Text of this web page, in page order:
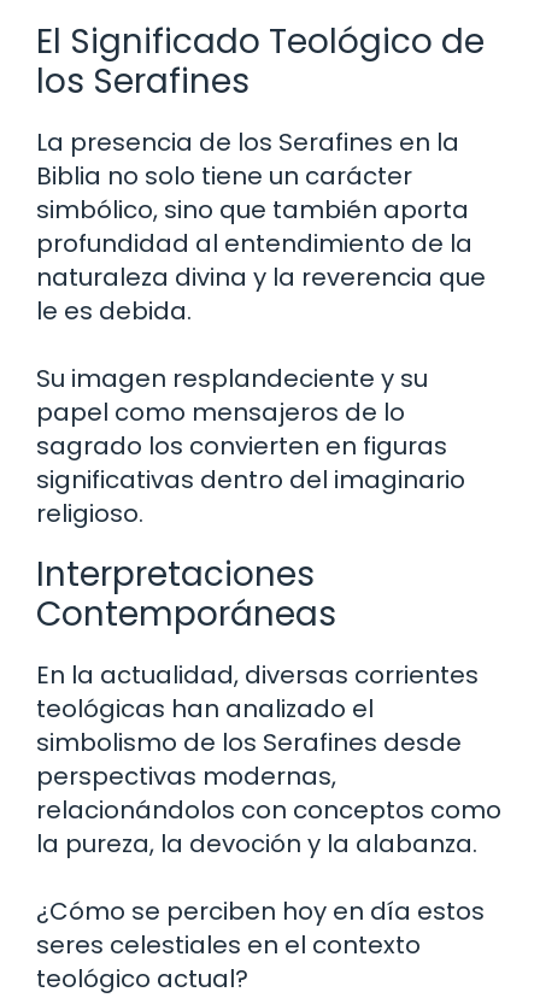
El Significado Teológico de
los Serafines
La presencia de los Serafines en la
Biblia no solo tiene un carácter
simbólico, sino que también aporta
profundidad al entendimiento de la
naturaleza divina y la reverencia que
le es debida.
Su imagen resplandeciente y su
papel como mensajeros de lo
sagrado los convierten en figuras
significativas dentro del imaginario
religioso.
Interpretaciones
Contemporáneas
En la actualidad, diversas corrientes
teológicas han analizado el
simbolismo de los Serafines desde
perspectivas modernas,
relacionándolos con conceptos como
la pureza, la devoción y la alabanza.
¿Cómo se perciben hoy en día estos
seres celestiales en el contexto
teológico actual?